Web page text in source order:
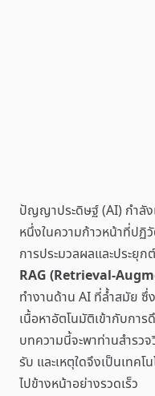
ปัญญาประดิษฐ์ (AI) กำลั
หนึ่งในความก้าวหน้าที่ปฏิ
การประมวลผลและประยุ
RAG (Retrieval-
ทำงานด้าน AI ที่ล้ำสมัย ซึ่
เนื้อหาอัตโนมัติเข้ากับกา
บทความนี้จะพาท่านสำรว
รับ และเหตุใดจึงเป็นเทค
ไปข้างหน้าอย่างรวดเร็ว